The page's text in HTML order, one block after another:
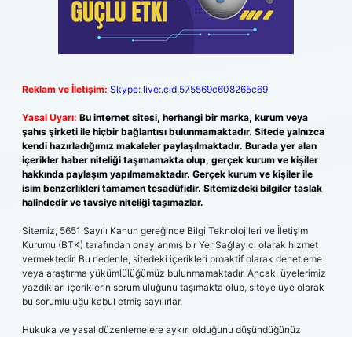
Reklam ve İletişim: Skype: live:.cid.575569c608265c69
Yasal Uyarı: Bu internet sitesi, herhangi bir marka, kurum veya
şahıs şirketi ile hiçbir bağlantısı bulunmamaktadır. Sitede yalnızca
kendi hazırladığımız makaleler paylaşılmaktadır. Burada yer alan
içerikler haber niteliği taşımamakta olup, gerçek kurum ve kişiler
hakkında paylaşım yapılmamaktadır. Gerçek kurum ve kişiler ile
isim benzerlikleri tamamen tesadüfidir. Sitemizdeki bilgiler taslak
halindedir ve tavsiye niteliği taşımazlar.
Sitemiz, 5651 Sayılı Kanun gereğince Bilgi Teknolojileri ve İletişim
Kurumu (BTK) tarafından onaylanmış bir Yer Sağlayıcı olarak hizmet
vermektedir. Bu nedenle, sitedeki içerikleri proaktif olarak denetleme
veya araştırma yükümlülüğümüz bulunmamaktadır. Ancak, üyelerimiz
yazdıkları içeriklerin sorumluluğunu taşımakta olup, siteye üye olarak
bu sorumluluğu kabul etmiş sayılırlar.
Hukuka ve yasal düzenlemelere aykırı olduğunu düşündüğünüz